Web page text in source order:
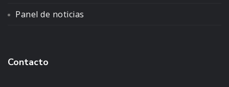
Panel de noticias
Contacto